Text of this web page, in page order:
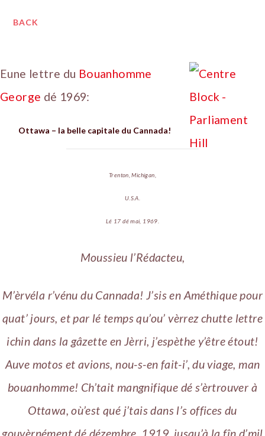
BACK
Eune lettre du Bouanhomme
George dé 1969:
Ottawa – la belle capitale du Cannada!
Trenton, Michigan,
U.S.A.
Lé 17 dé mai, 1969.
Moussieu l’Rédacteu,
M’èrvéla r’vénu du Cannada! J’sis en Améthique pour
quat’ jours, et par lé temps qu’ou’ vèrrez chutte lettre
ichin dans la gâzette en Jèrri, j’espèthe y’être étout!
Auve motos et avions, nou-s-en fait-i’, du viage, man
bouanhomme! Ch’tait mangnifique dé s’èrtrouver à
Ottawa, où’est qué j’tais dans l’s offices du